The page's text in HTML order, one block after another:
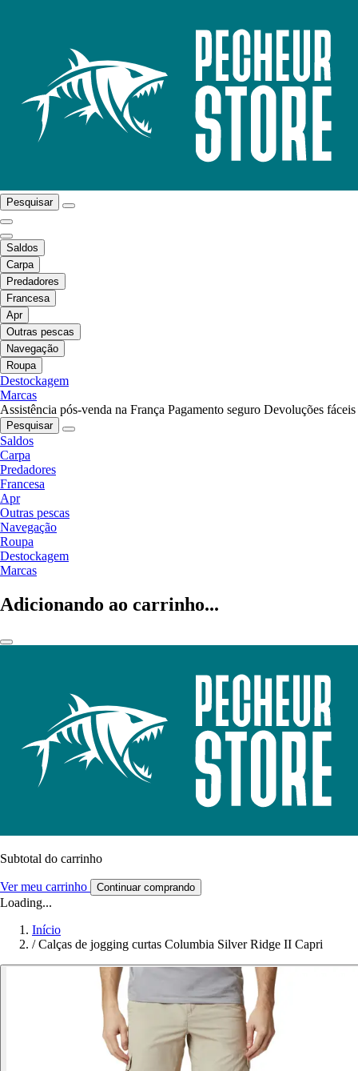
Pesquisar
Saldos
Carpa
Predadores
Francesa
Apr
Outras pescas
Navegação
Roupa
Destockagem
Marcas
Assistência pós-venda na França Pagamento seguro Devoluções fáceis
Pesquisar
Saldos
Carpa
Predadores
Francesa
Apr
Outras pescas
Navegação
Roupa
Destockagem
Marcas
Adicionando ao carrinho...
Subtotal do carrinho
Ver meu carrinho Continuar comprando
Loading...
Início
/ Calças de jogging curtas Columbia Silver Ridge II Capri